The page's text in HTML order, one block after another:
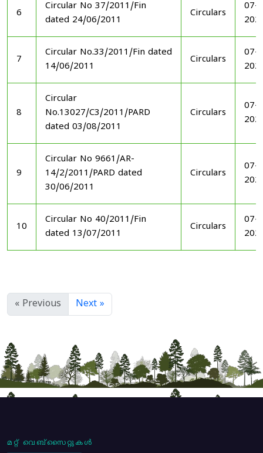
6
Circular No 37/2011/Fin
dated 24/06/2011
Circulars
07-
7
Circular No.33/2011/Fin dated
14/06/2011
Circulars
07-
8
Circular
No.13027/C3/2011/PARD
dated 03/08/2011
Circulars
07-
9
Circular No 9661/AR-
14/2/2011/PARD dated
30/06/2011
Circulars
07-
10
Circular No 40/2011/Fin
dated 13/07/2011
Circulars
07-
« Previous Next »
മറ്റ് വെബ്സൈറ്റുകൾ